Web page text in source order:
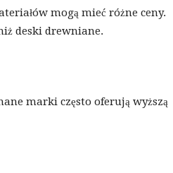
mogą mieć różne ceny.
deski drewniane.
marki często oferują wyższą